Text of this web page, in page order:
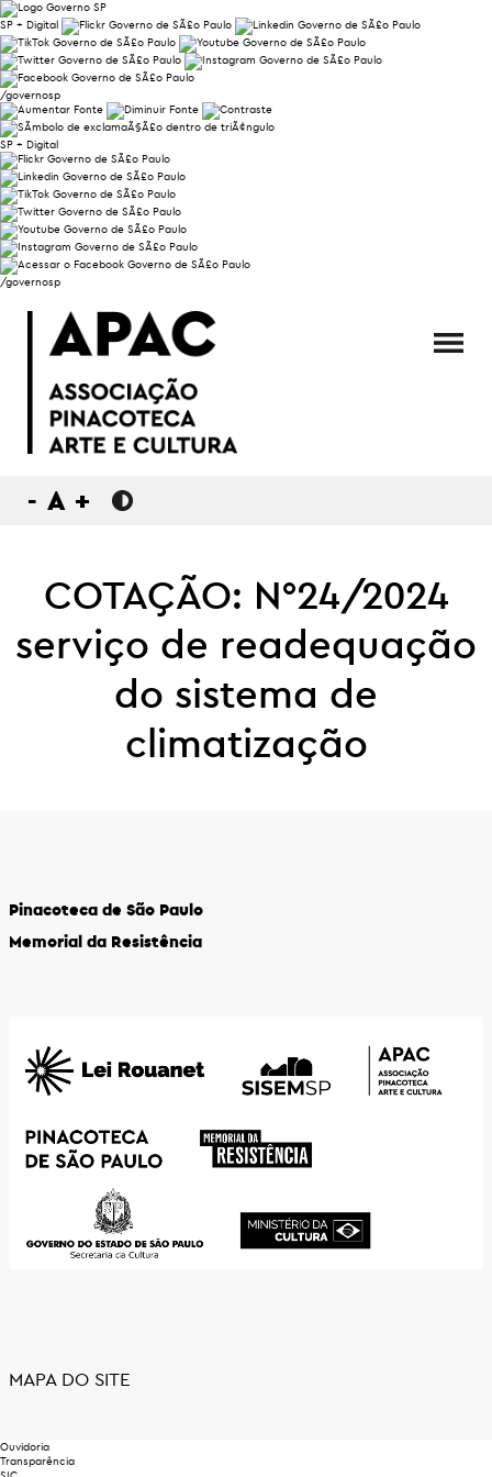
SP + Digital
/governosp
SP + Digital
/governosp
- A +
COTAÇÃO: N°24/2024
serviço de readequação
do sistema de
climatização
Pinacoteca de São Paulo
Memorial da Resistência
MAPA DO SITE
Ouvidoria
Transparência